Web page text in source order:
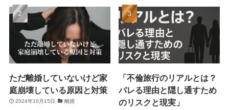
ただ離婚していないけど家
庭崩壊している原因と対策
2024年10月15日 離婚
「不倫旅行のリアルとは？
バレる理由と隠し通すため
のリスクと現実」